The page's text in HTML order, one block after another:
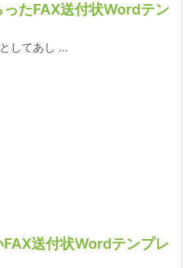
たFAX送付状Wordテン
してあし ...
送付状Wordテンプレ